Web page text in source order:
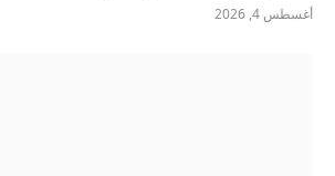
أغسطس 4, 2026